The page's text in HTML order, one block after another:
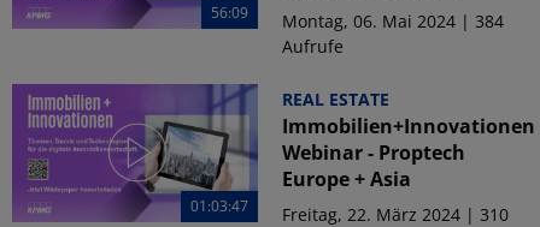
56:09
Montag, 06. Mai 2024 | 384
Aufrufe
01:03:47
REAL ESTATE
Immobilien+Innovationen
Webinar - Proptech
Europe + Asia
Freitag, 22. März 2024 | 310